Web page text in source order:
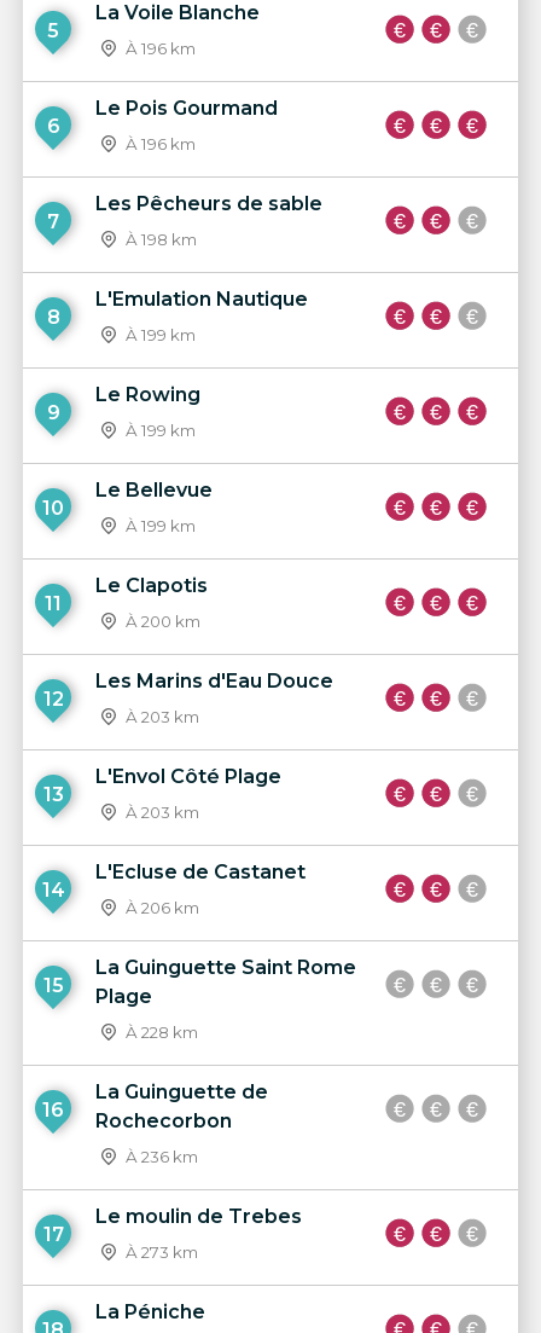
5
La Voile Blanche
À 196 km
6
Le Pois Gourmand
À 196 km
7
Les Pêcheurs de sable
À 198 km
8
L'Emulation Nautique
À 199 km
9
Le Rowing
À 199 km
10
Le Bellevue
À 199 km
11
Le Clapotis
À 200 km
12
Les Marins d'Eau Douce
À 203 km
13
L'Envol Côté Plage
À 203 km
14
L'Ecluse de Castanet
À 206 km
15
La Guinguette Saint Rome
Plage
À 228 km
16
La Guinguette de
Rochecorbon
À 236 km
17
Le moulin de Trebes
À 273 km
La Péniche